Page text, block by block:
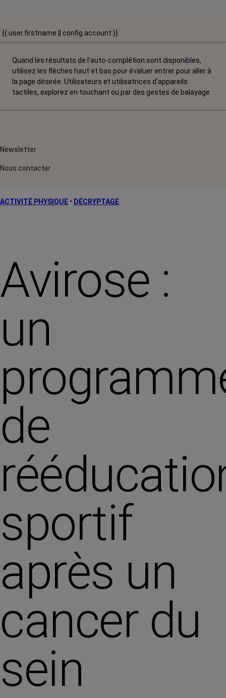
{{ user.firstname || config.account }}
Quand les résultats de l'auto-complétion sont disponibles,
utilisez les flèches haut et bas pour évaluer entrer pour aller à
la page désirée. Utilisateurs et utilisatrices d‘appareils
tactiles, explorez en touchant ou par des gestes de balayage.
Newsletter
Nous contacter
ACTIVITÉ PHYSIQUE • DÉCRYPTAGE
Avirose :
un
de
sportif
après un
cancer du
sein